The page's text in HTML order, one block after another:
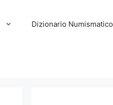
Dizionario Numismatico